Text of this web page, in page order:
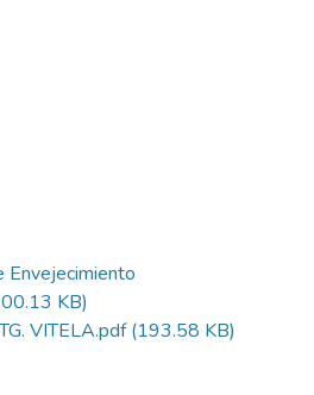
Envejecimiento
KB)
VITELA.pdf(193.58 KB)